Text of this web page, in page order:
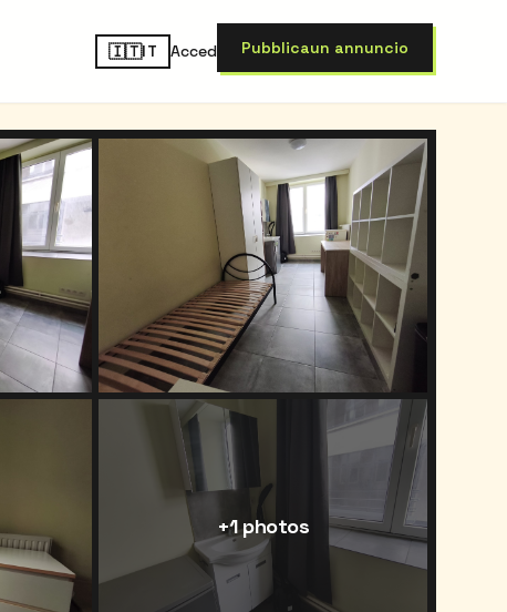
🇮🇹IT Accedi Pubblicaun annuncio
+1 photos